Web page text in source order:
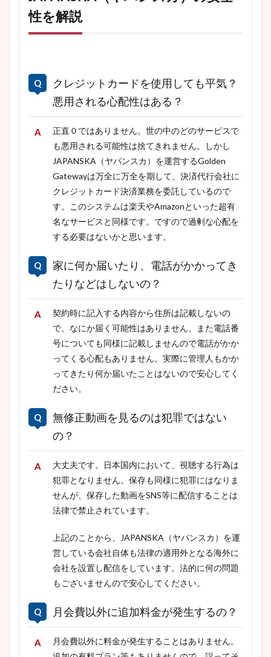
性を解説
クレジットカードを使用しても平気？
悪用される心配性はある？
正直０ではありません。世の中のどのサービスで
も悪用される可能性は捨てきれません。しかし
JAPANSKA（ヤパンスカ）を運営するGolden
Gatewayは万全に万全を期して、決済代行会社に
クレジットカード決済業務を委託しているので
す。このシステムは楽天やAmazonといった超有
名なサービスと同様です。ですので過剰な心配を
する必要はないかと思います。
家に何か届いたり、電話がかかってき
たりなどはしないの？
契約時に記入する内容から住所は記載しないの
で、なにか届く可能性はありません。また電話番
号についても同様に記載しませんので電話がかか
ってくる心配もありません。実際に管理人もかか
ってきたり何か届いたことはないので安心してく
ださい。
無修正動画を見るのは犯罪ではない
の？
大丈夫です。日本国内において、視聴する行為は
犯罪となりません。保存も同様に犯罪にはなりま
せんが、保存した動画をSNS等に配信することは
法律で禁止されています。
上記のことから、JAPANSKA（ヤパンスカ）を運
営している会社自体も法律の適用外となる海外に
会社を設置し配信をしています。法的に何の問題
もございませんので安心してください。
月会費以外に追加料金が発生するの？
月会費以外に料金が発生することはありません。